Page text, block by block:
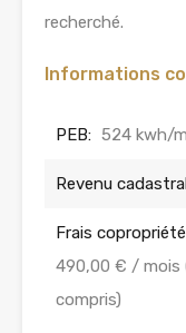
recherché.
Informations
PEB: 524 kwh/
Revenu
Frais
490,00 € / mois
compris)